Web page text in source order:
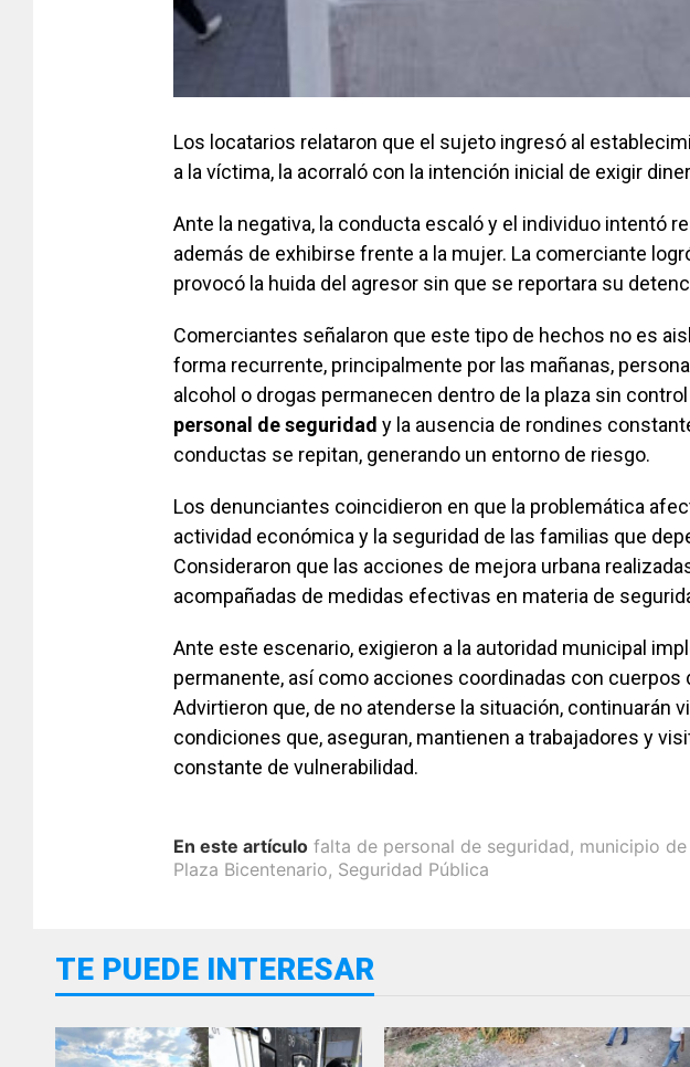
Los locatarios relataron que el sujeto ingresó al
a la víctima, la acorraló con la intención inicial de exigir
Ante la negativa, la conducta escaló y el individuo intentó
además de exhibirse frente a la mujer. La comerciante
provocó la huida del agresor sin que se reportara su
Comerciantes señalaron que este tipo de hechos no es
forma recurrente, principalmente por las mañanas,
alcohol o drogas permanecen dentro de la plaza sin control
personal de seguridad y la ausencia de rondines
conductas se repitan, generando un entorno de riesgo.
Los denunciantes coincidieron en que la problemática
actividad económica y la seguridad de las familias que
Consideraron que las acciones de mejora urbana
acompañadas de medidas efectivas en materia de
Ante este escenario, exigieron a la autoridad municipal
permanente, así como acciones coordinadas con cuerpos
Advirtieron que, de no atenderse la situación, continuarán
condiciones que, aseguran, mantienen a trabajadores y
constante de vulnerabilidad.
En este artículo falta de personal de seguridad, municipio
Plaza Bicentenario, Seguridad Pública
TE PUEDE INTERESAR